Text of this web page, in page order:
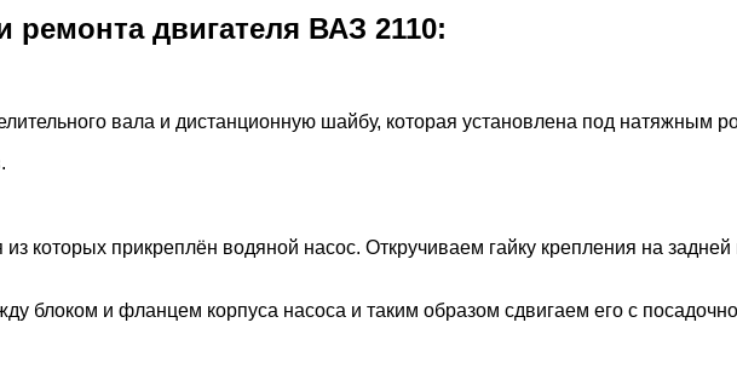
ремонта двигателя ВАЗ 2110:
вала и дистанционную шайбу, которая установлена под натяжным
которых прикреплён водяной насос. Откручиваем гайку крепления на
блоком и фланцем корпуса насоса и таким образом сдвигаем его с